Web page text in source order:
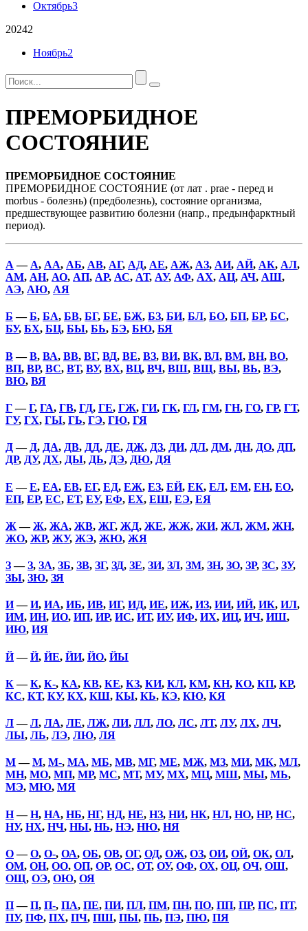
Октябрь3
20242
Ноябрь2
ПРЕМОРБИДНОЕ
СОСТОЯНИЕ
ПРЕМОРБИДНОЕ СОСТОЯНИЕ
ПРЕМОРБИДНОЕ СОСТОЯНИЕ (от лат . prae - перед и
morbus - болезнь) (предболезнь), состояние организма,
предшествующее развитию болезни (напр., предынфарктный
период).
А — А, АА, АБ, АВ, АГ, АД, АЕ, АЖ, АЗ, АИ, АЙ, АК, АЛ,
АМ, АН, АО, АП, АР, АС, АТ, АУ, АФ, АХ, АЦ, АЧ, АШ,
АЭ, АЮ, АЯ
Б —Б, БА, БВ, БГ, БЕ, БЖ, БЗ, БИ, БЛ, БО, БП, БР, БС,
БУ, БХ, БЦ, БЫ, БЬ, БЭ, БЮ, БЯ
В—В, ВА, ВВ, ВГ, ВД, ВЕ, ВЗ, ВИ, ВК, ВЛ, ВМ, ВН, ВО,
ВП, ВР, ВС, ВТ, ВУ, ВХ, ВЦ, ВЧ, ВШ, ВЩ, ВЫ, ВЬ, ВЭ,
ВЮ, ВЯ
Г—Г, ГА, ГВ, ГД, ГЕ, ГЖ, ГИ, ГК, ГЛ, ГМ, ГН, ГО, ГР, ГТ,
ГУ, ГХ, ГЫ, ГЬ, ГЭ, ГЮ, ГЯ
Д— Д, ДА, ДВ, ДД, ДЕ, ДЖ, ДЗ, ДИ, ДЛ, ДМ, ДН, ДО, ДП,
ДР, ДУ, ДХ, ДЫ, ДЬ, ДЭ, ДЮ, ДЯ
Е —Е, ЕА, ЕВ, ЕГ, ЕД, ЕЖ, ЕЗ, ЕЙ, ЕК, ЕЛ, ЕМ, ЕН, ЕО,
ЕП, ЕР, ЕС, ЕТ, ЕУ, ЕФ, ЕХ, ЕШ, ЕЭ, ЕЯ
Ж —Ж, ЖА, ЖВ, ЖГ, ЖД, ЖЕ, ЖЖ, ЖИ, ЖЛ, ЖМ, ЖН,
ЖО, ЖР, ЖУ, ЖЭ, ЖЮ, ЖЯ
З—З, ЗА, ЗБ, ЗВ, ЗГ, ЗД, ЗЕ, ЗИ, ЗЛ, ЗМ, ЗН, ЗО, ЗР, ЗС, ЗУ,
ЗЫ, ЗЮ, ЗЯ
И—И, ИА, ИБ, ИВ, ИГ, ИД, ИЕ, ИЖ, ИЗ, ИИ, ИЙ, ИК, ИЛ,
ИМ, ИН, ИО, ИП, ИР, ИС, ИТ, ИУ, ИФ, ИХ, ИЦ, ИЧ, ИШ,
ИЮ, ИЯ
Й—Й, ЙЕ, ЙИ, ЙО, ЙЫ
К—К, К-, КА, КВ, КЕ, КЗ, КИ, КЛ, КМ, КН, КО, КП, КР,
КС, КТ, КУ, КХ, КШ, КЫ, КЬ, КЭ, КЮ, КЯ
Л—Л, ЛА, ЛЕ, ЛЖ, ЛИ, ЛЛ, ЛО, ЛС, ЛТ, ЛУ, ЛХ, ЛЧ,
ЛЫ, ЛЬ, ЛЭ, ЛЮ, ЛЯ
М—М, М-, МА, МБ, МВ, МГ, МЕ, МЖ, МЗ, МИ, МК, МЛ,
МН, МО, МП, МР, МС, МТ, МУ, МХ, МЦ, МШ, МЫ, МЬ,
МЭ, МЮ, МЯ
Н—Н, НА, НБ, НГ, НД, НЕ, НЗ, НИ, НК, НЛ, НО, НР, НС,
НУ, НХ, НЧ, НЫ, НЬ, НЭ, НЮ, НЯ
О—О, О-, ОА, ОБ, ОВ, ОГ, ОД, ОЖ, ОЗ, ОИ, ОЙ, ОК, ОЛ,
ОМ, ОН, ОО, ОП, ОР, ОС, ОТ, ОУ, ОФ, ОХ, ОЦ, ОЧ, ОШ,
ОЩ, ОЭ, ОЮ, ОЯ
П—П, П-, ПА, ПЕ, ПИ, ПЛ, ПМ, ПН, ПО, ПП, ПР, ПС, ПТ,
ПУ, ПФ, ПХ, ПЧ, ПШ, ПЫ, ПЬ, ПЭ, ПЮ, ПЯ